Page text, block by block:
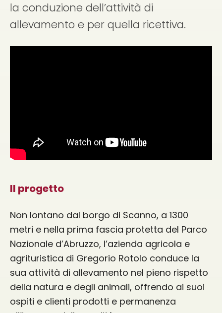
la conduzione dell’attività di
allevamento e per quella ricettiva.
Il progetto
Non lontano dal borgo di Scanno, a 1300
metri e nella prima fascia protetta del Parco
Nazionale d’Abruzzo, l’azienda agricola e
agrituristica di Gregorio Rotolo conduce la
sua attività di allevamento nel pieno rispetto
della natura e degli animali, offrendo ai suoi
ospiti e clienti prodotti e permanenza